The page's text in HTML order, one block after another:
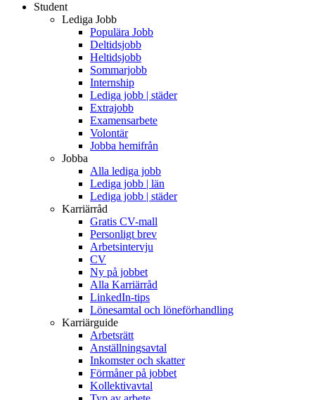
Student
Lediga Jobb
Populära Jobb
Deltidsjobb
Heltidsjobb
Sommarjobb
Internship
Lediga jobb | städer
Extrajobb
Examensarbete
Volontär
Jobba hemifrån
Jobba
Alla lediga jobb
Lediga jobb | län
Lediga jobb | städer
Karriärråd
Gratis CV-mall
Personligt brev
Arbetsintervju
CV
Ny på jobbet
Alla Karriärråd
LinkedIn-tips
Lönesamtal och löneförhandling
Karriärguide
Arbetsrätt
Anställningsavtal
Inkomster och skatter
Förmåner på jobbet
Kollektivavtal